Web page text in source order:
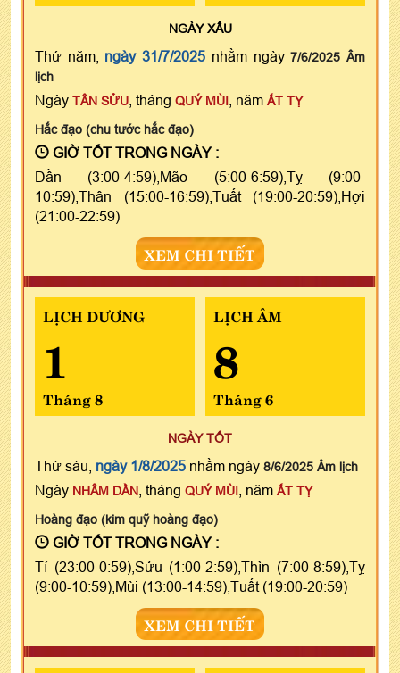
NGÀYXẤU
Thứ năm, ngày 31/7/2025 nhằm ngày7/6/2025 Âm
lịch
Ngày TÂN SỬU , tháng QUÝ MÙI , năm ẤT TỴ
Hắc đạo (chu tước hắc đạo)
GIỜ TỐT TRONG NGÀY :
Dần (3:00-4:59),Mão (5:00-6:59),Tỵ (9:00-
10:59),Thân (15:00-16:59),Tuất (19:00-20:59),Hợi
(21:00-22:59)
XEM CHI TIẾT
LỊCH DƯƠNG
1
Tháng 8
LỊCH ÂM
8
Tháng 6
NGÀY TỐT
Thứ sáu, ngày 1/8/2025 nhằm ngày 8/6/2025 Âm lịch
Ngày NHÂM DẦN , tháng QUÝ MÙI , năm ẤT TỴ
Hoàng đạo (kim quỹ hoàng đạo)
GIỜ TỐT TRONG NGÀY :
Tí (23:00-0:59),Sửu (1:00-2:59),Thìn (7:00-8:59),Tỵ
(9:00-10:59),Mùi (13:00-14:59),Tuất (19:00-20:59)
XEM CHI TIẾT